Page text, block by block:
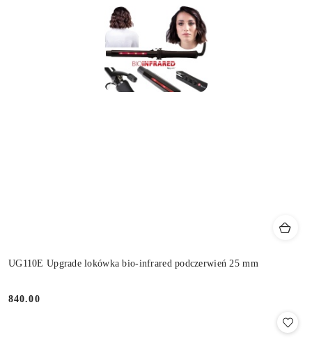
UG110E Upgrade lokówka bio-infrared podczerwień 25 mm
Cena:
840.00